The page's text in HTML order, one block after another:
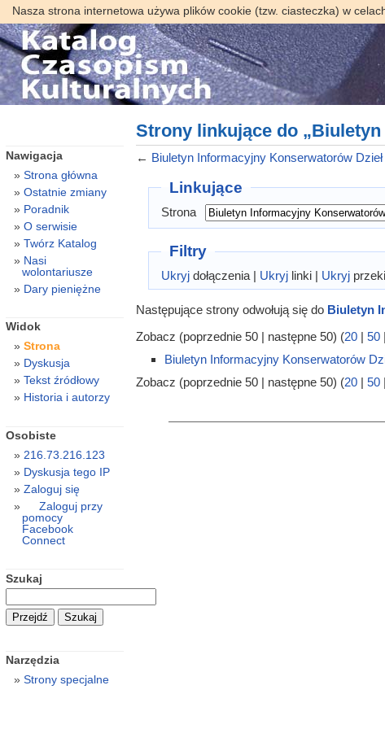
Nasza strona internetowa używa plików cookie (tzw. ciasteczka) w
Strony linkujące do „Biuletyn
← Biuletyn Informacyjny Konserwatorów
Linkujące
Strona
Filtry
Ukryj dołączenia | Ukryj linki | Ukryj
Następujące strony odwołują się do Biuletyn
Zobacz (poprzednie 50 | następne 50) (20| 50|
Biuletyn Informacyjny Konserwatorów
Zobacz (poprzednie 50 | następne 50) (20| 50|
Nawigacja
Strona główna
Ostatnie zmiany
Poradnik
O serwisie
Twórz Katalog
Nasi
wolontariusze
Dary pieniężne
Widok
Strona
Dyskusja
Tekst źródłowy
Historia i autorzy
Osobiste
216.73.216.123
Dyskusja tego IP
Zaloguj się
Zaloguj przy
pomocy
Facebook
Connect
Szukaj
Narzędzia
Strony specjalne